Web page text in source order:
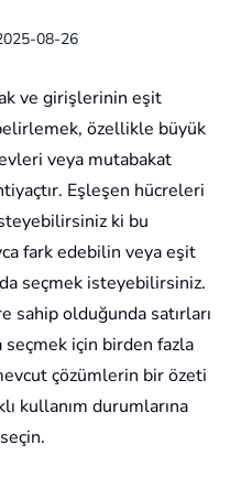
08-26
ve girişlerinin eşit
özellikle büyük
veya mutabakat
Eşleşen hücreleri
ki bu
fark edebilin veya eşit
seçmek isteyebilirsiniz.
sahip olduğunda satırları
için birden fazla
çözümlerin bir özeti
kullanım durumlarına